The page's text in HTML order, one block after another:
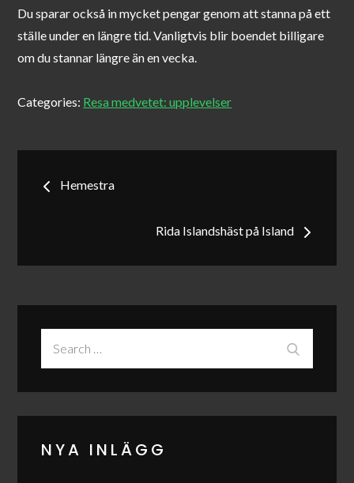
Du sparar också in mycket pengar genom att stanna på ett
ställe under en längre tid. Vanligtvis blir boendet billigare
om du stannar längre än en vecka.
Categories: Resa medvetet: upplevelser
Inläggsnavigering
Hemestra
Rida Islandshäst på Island
NYA INLÄGG